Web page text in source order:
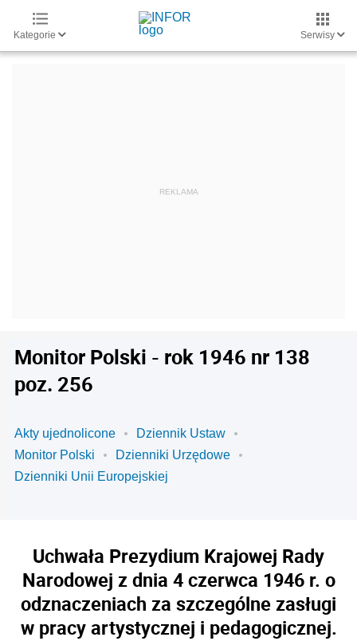
Kategorie Serwisy
Monitor Polski - rok 1946 nr 138
poz. 256
Akty ujednolicone
Dziennik Ustaw
Monitor Polski
Dzienniki Urzędowe
Dzienniki Unii Europejskiej
Uchwała Prezydium Krajowej Rady
Narodowej z dnia 4 czerwca 1946 r. o
odznaczeniach za szczególne zasługi
w pracy artystycznej i pedagogicznej.